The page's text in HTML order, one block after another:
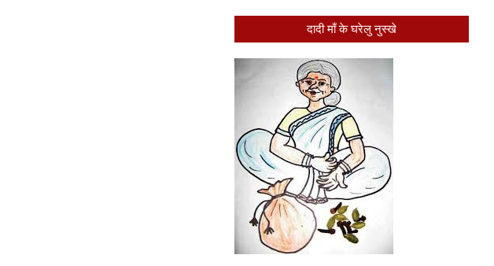
दादी माँ के घरेलु नुस्खे